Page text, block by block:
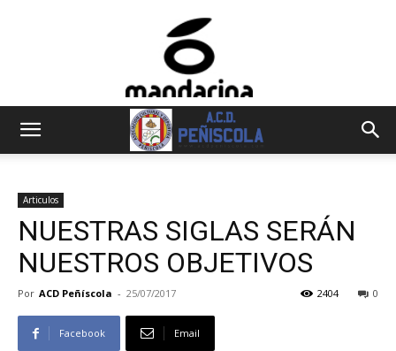
Articulos
NUESTRAS SIGLAS SERÁN
NUESTROS OBJETIVOS
Por ACD Peñíscola - 25/07/2017 0
2404
Facebook Email